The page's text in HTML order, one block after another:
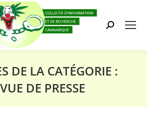
Search:
DE LA CATÉGORIE :
DE PRESSE